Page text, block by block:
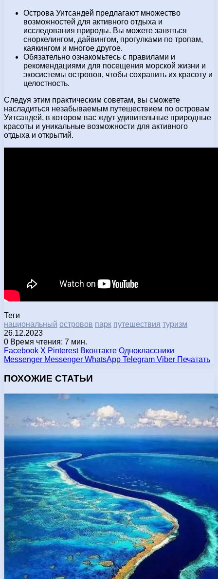
Острова Уитсандей предлагают множество
возможностей для активного отдыха и
исследования природы. Вы можете заняться
сноркелингом, дайвингом, прогулками по тропам,
каякингом и многое другое.
Обязательно ознакомьтесь с правилами и
рекомендациями для посещения морской жизни и
экосистемы островов, чтобы сохранить их красоту и
целостность.
Следуя этим практическим советам, вы сможете
насладиться незабываемым путешествием по островам
Уитсандей, в котором вас ждут удивительные природные
красоты и уникальные возможности для активного
отдыха и открытий.
Теги
национальный островов парк путешествия туризм
26.12.2023
0 Время чтения: 7 мин.
Facebook X Pinterest Вконтакте Одноклассники
Messenger Messenger WhatsApp Telegram Viber Печатать
ПОХОЖИЕ СТАТЬИ